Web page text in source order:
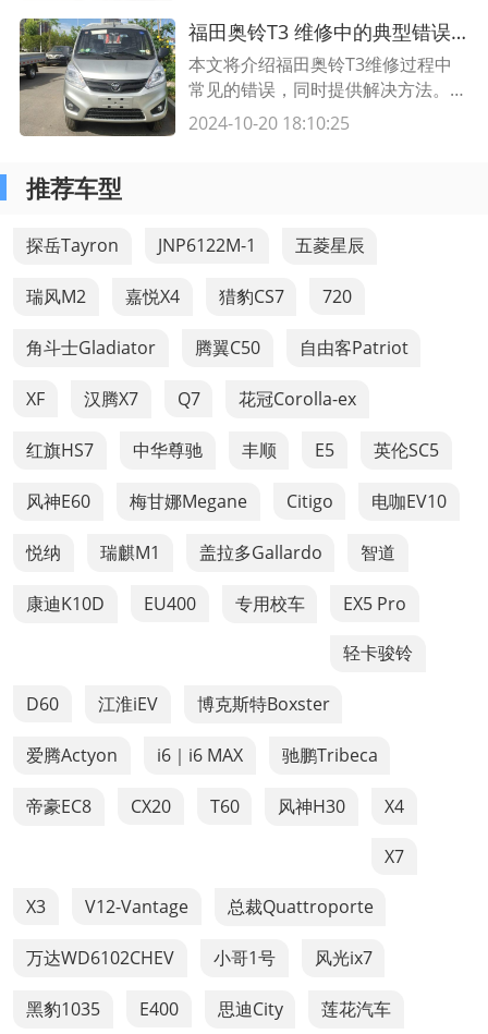
福田奥铃T3 维修中的典型错误及避免方法
本文将介绍福田奥铃T3维修过程中
常见的错误，同时提供解决方法。了
解这些错误并采取正确的维修措施，
2024-10-20 18:10:25
推荐车型
探岳Tayron JNP6122M-1 五菱星辰
瑞风M2 嘉悦X4 猎豹CS7 720
角斗士Gladiator 腾翼C50 自由客Patriot
XF 汉腾X7 Q7 花冠Corolla-ex
红旗HS7 中华尊驰 丰顺 E5 英伦SC5
风神E60 梅甘娜Megane Citigo 电咖EV10
悦纳 瑞麒M1 盖拉多Gallardo 智道
康迪K10D EU400 专用校车 EX5 Pro
轻卡骏铃
D60 江淮iEV 博克斯特Boxster
爱腾Actyon i6｜i6 MAX 驰鹏Tribeca
帝豪EC8 CX20 T60 风神H30 X4
X7
X3 V12-Vantage 总裁Quattroporte
万达WD6102CHEV 小哥1号 风光ix7
黑豹1035 E400 思迪City 莲花汽车